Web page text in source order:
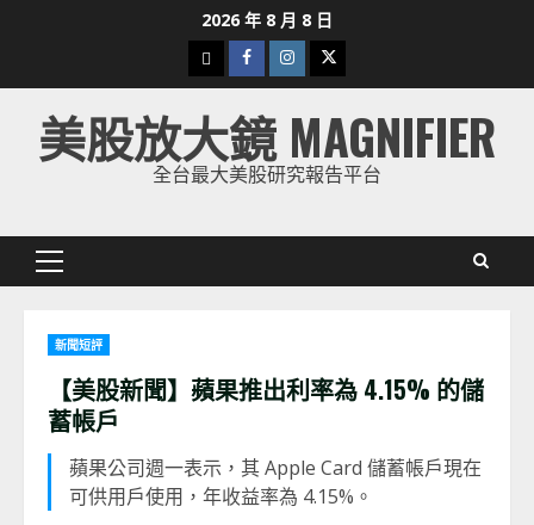
2026 年 8 月 8 日
下
載
美
股
Facebook
Instagram
Twitter
美股放大鏡 MAGNIFIER
全台最大美股研究報告平台
Primary
新聞短評
【美股新聞】蘋果推出利率為 4.15% 的儲
蓄帳戶
蘋果公司週一表示，其 Apple Card 儲蓄帳戶現在
可供用戶使用，年收益率為 4.15%。